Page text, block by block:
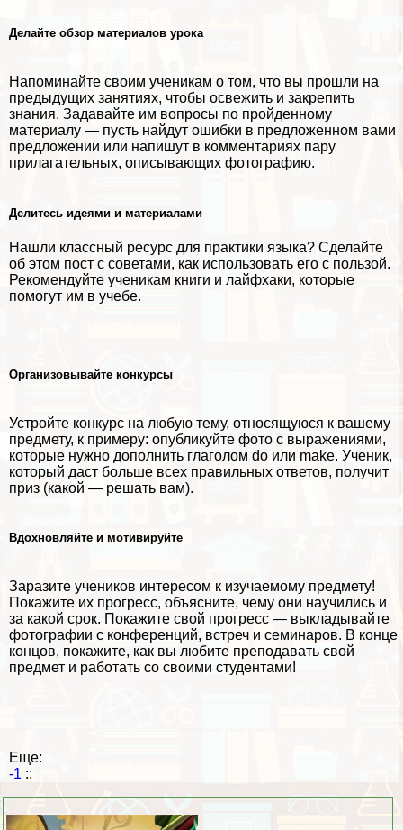
Делайте обзор материалов урока
Напоминайте своим ученикам о том, что вы прошли на
предыдущих занятиях, чтобы освежить и закрепить
знания. Задавайте им вопросы по пройденному
материалу — пусть найдут ошибки в предложенном вами
предложении или напишут в комментариях пару
прилагательных, описывающих фотографию.
Делитесь идеями и материалами
Нашли классный ресурс для пpaктики языка? Сделайте
об этом пост с советами, как использовать его с пользой.
Рекомендуйте ученикам книги и лайфхаки, которые
помогут им в учебе.
Организовывайте конкурсы
Устройте конкурс на любую тему, относящуюся к вашему
предмету, к примеру: опубликуйте фото с выражениями,
которые нужно дополнить глаголом do или make. Ученик,
который даст больше всех правильных ответов, получит
приз (какой — решать вам).
Вдохновляйте и мотивируйте
Заразите учеников интересом к изучаемому предмету!
Покажите их прогресс, объясните, чему они научились и
за какой срок. Покажите свой прогресс — выкладывайте
фотографии с конференций, встреч и семинаров. В конце
концов, покажите, как вы любите преподавать свой
предмет и работать со своими студентами!
Еще:
-1 ::